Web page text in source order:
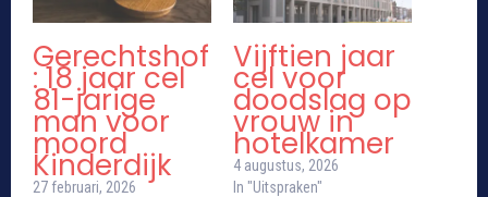
Gerechtshof
: 18 jaar cel
81-jarige
man voor
moord
Kinderdijk
27 februari, 2026
Vijftien jaar
cel voor
doodslag op
vrouw in
hotelkamer
4 augustus, 2026
In "Uitspraken"